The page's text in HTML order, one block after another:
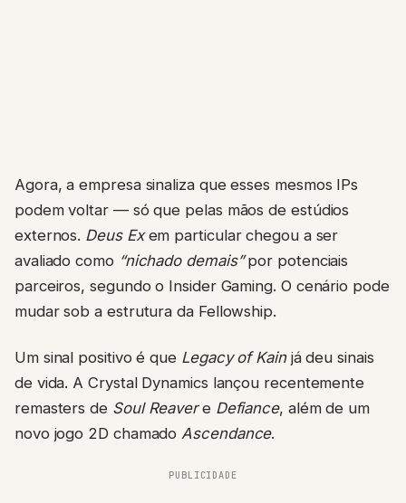
Agora, a empresa sinaliza que esses mesmos IPs
podem voltar — só que pelas mãos de estúdios
externos. Deus Exem particular chegou a ser
avaliado como “nichado demais”por potenciais
parceiros, segundo o Insider Gaming. O cenário pode
mudar sob a estrutura da Fellowship.
Um sinal positivo é que Legacy of Kainjá deu sinais
de vida. A Crystal Dynamics lançou recentemente
remasters de Soul Reavere Defiance, além de um
novo jogo 2D chamado Ascendance.
PUBLICIDADE